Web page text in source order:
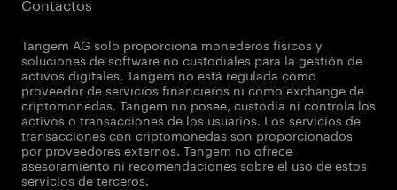
Tangem AG solo proporciona monederos físicos y
soluciones de software no custodiales para la gestión de
activos digitales. Tangem no está regulada como
proveedor de servicios financieros ni como exchange de
criptomonedas. Tangem no posee, custodia ni controla los
activos o transacciones de los usuarios. Los servicios de
transacciones con criptomonedas son proporcionados
por proveedores externos. Tangem no ofrece
asesoramiento ni recomendaciones sobre el uso de estos
servicios de terceros.